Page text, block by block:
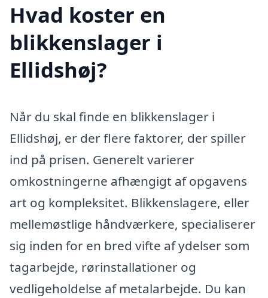
Hvad koster en
blikkenslager i
Ellidshøj?
Når du skal finde en blikkenslager i
Ellidshøj, er der flere faktorer, der spiller
ind på prisen. Generelt varierer
omkostningerne afhængigt af opgavens
art og kompleksitet. Blikkenslagere, eller
mellemøstlige håndværkere, specialiserer
sig inden for en bred vifte af ydelser som
tagarbejde, rørinstallationer og
vedligeholdelse af metalarbejde. Du kan